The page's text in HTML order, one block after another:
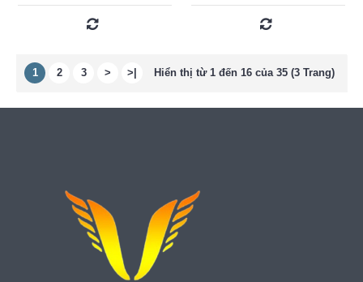
1 2 3 > >| Hiển thị từ 1 đến 16 của 35 (3 Trang)